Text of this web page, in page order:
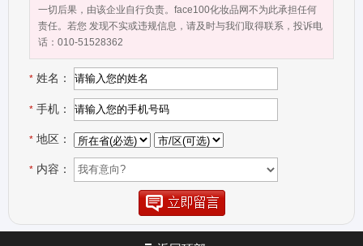
了有效的销售渠道，形成了以沿海辐射内地的大型销售网络。“王
氏”化妆品所到之处都有良好的形象和美誉度，深受消费者青睐，合作
的经销商均获得了丰厚的回报。 “一分耕耘，一分收获”，我们愿
与各经销商真诚友好合作，共享成果，惠及千家万户！ 惠州洗发
水厂家主营服务：洗发水批发、洗发水代理、"王氏"洗发水厂家招商
代理等相关业务，并配备专业的研发队伍，和实验检验设备，专注于
新产品的开发与研制。
一切后果，由该企业自行负责。face100化妆品网不为此承担任何
责任。若您 发现不实或违规信息，请及时与我们取得联系，投诉电
话：010-51528362
* 姓名：
* 手机：
* 地区：
* 内容：